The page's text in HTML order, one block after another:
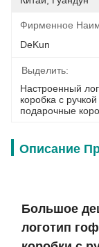
Фирменное
DeKun
Выделить:
Настроенный
коробка с
подарочные
Описание
Большое
логотип